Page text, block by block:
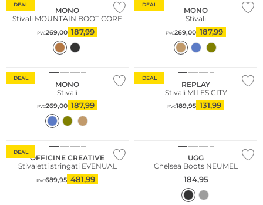
DEAL
MONO
Stivali MOUNTAIN BOOT CORE
PVC269,00 187,99
DEAL
MONO
Stivali
PVC269,00 187,99
DEAL
MONO
Stivali
PVC269,00 187,99
DEAL
REPLAY
Stivali MILES CITY
PVC189,95 131,99
DEAL
OFFICINE CREATIVE
Stivaletti stringati EVENUAL
PVC689,95 481,99
UGG
Chelsea Boots NEUMEL
184,95